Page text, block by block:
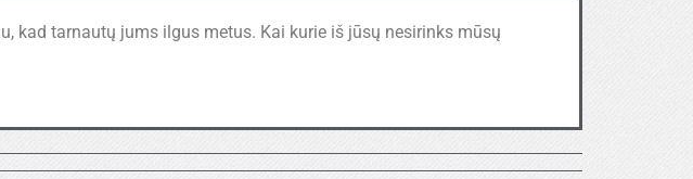
kad tarnautų jums ilgus metus. Kai kurie iš jūsų nesirinks mūsų